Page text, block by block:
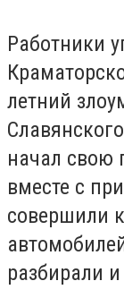
Работники
летний
начал свою
вместе с
совершили
разбирали